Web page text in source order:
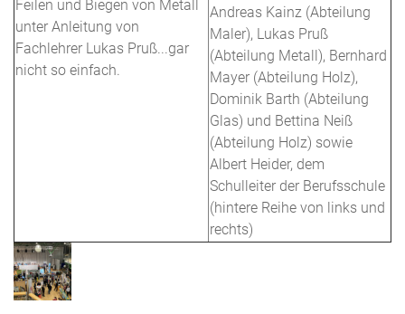
Feilen und Biegen von Metall
unter Anleitung von
Fachlehrer Lukas Pruß...gar
nicht so einfach.
Andreas Kainz (Abteilung
Maler), Lukas Pruß
(Abteilung Metall), Bernhard
Mayer (Abteilung Holz),
Dominik Barth (Abteilung
Glas) und Bettina Neiß
(Abteilung Holz) sowie
Albert Heider, dem
Schulleiter der Berufsschule
(hintere Reihe von links und
rechts)